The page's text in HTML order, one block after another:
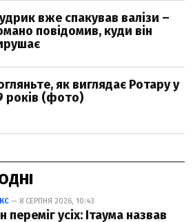
— 8 СЕРПНЯ 2026, 10:43
переміг усіх: Ітаума назвав